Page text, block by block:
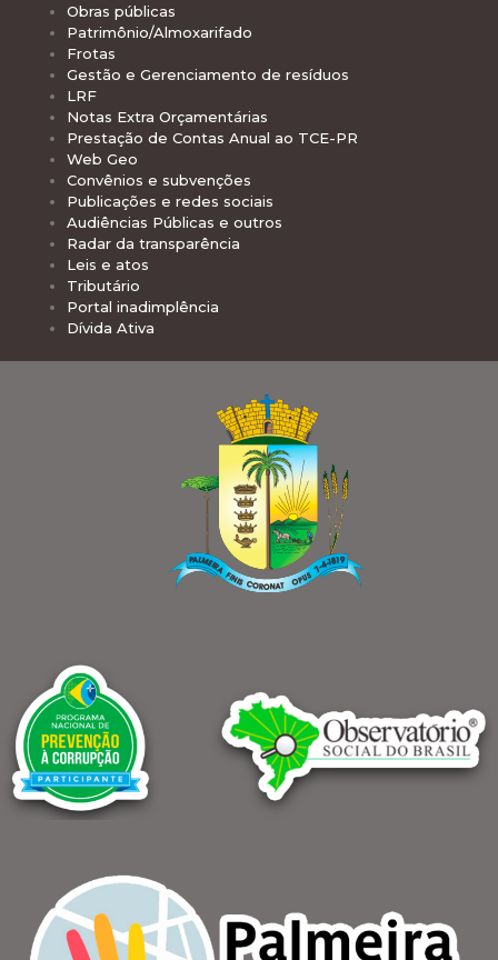
Obras públicas
Patrimônio/Almoxarifado
Frotas
Gestão e Gerenciamento de resíduos
LRF
Notas Extra Orçamentárias
Prestação de Contas Anual ao TCE-PR
Web Geo
Convênios e subvenções
Publicações e redes sociais
Audiências Públicas e outros
Radar da transparência
Leis e atos
Tributário
Portal inadimplência
Dívida Ativa